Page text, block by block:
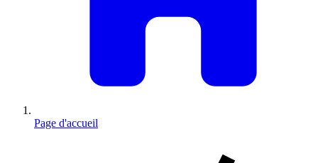
Page d'accueil